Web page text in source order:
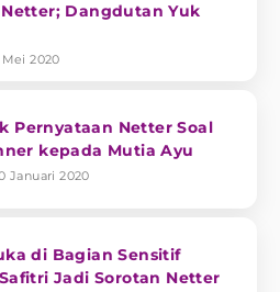
Dangdutan Yuk
Mei 2020
Pernyataan Netter Soal
kepada Mutia Ayu
Januari 2020
di Bagian Sensitif
Jadi Sorotan Netter